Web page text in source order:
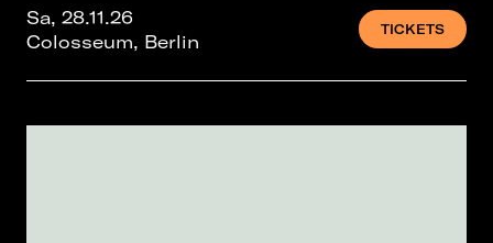
Sa, 28.11.26
Colosseum, Berlin
TICKETS